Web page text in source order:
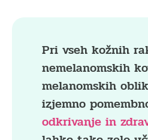
Pri vseh kožnih
nemelanomskih
melanomskih
izjemno
odkrivanje in